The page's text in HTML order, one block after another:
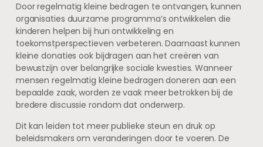
Door regelmatig kleine bedragen te ontvangen, kunnen
organisaties duurzame programma’s ontwikkelen die
kinderen helpen bij hun ontwikkeling en
toekomstperspectieven verbeteren. Daarnaast kunnen
kleine donaties ook bijdragen aan het creëren van
bewustzijn over belangrijke sociale kwesties. Wanneer
mensen regelmatig kleine bedragen doneren aan een
bepaalde zaak, worden ze vaak meer betrokken bij de
bredere discussie rondom dat onderwerp.
Dit kan leiden tot meer publieke steun en druk op
beleidsmakers om veranderingen door te voeren. De